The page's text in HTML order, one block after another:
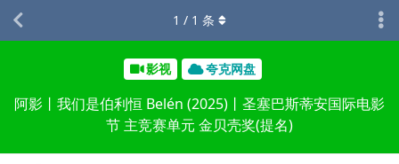
影视 夸克网盘
阿影丨我们是伯利恒 Belén (2025)丨圣塞巴斯蒂安国际电影
节 主竞赛单元 金贝壳奖(提名)
1 / 1 条